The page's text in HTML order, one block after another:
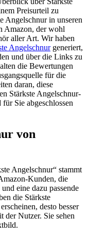
Preisurteil zu
Angelschnur in unseren
Amazon, der wohl
aller Art. Wir haben
Angelschnurgeneriert,
und über die Links zu
die Bewertungen
für die
daran, diese
Stärkste Angelschnur-
Sie abgeschlossen
von
Angelschnur“ stammt
Kunden, die
eine dazu passende
die Stärkste
desto besser
der Nutzer. Sie sehen